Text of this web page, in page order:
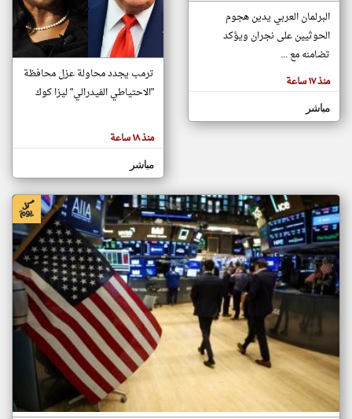
تغيير الدولة
مصادر الأخبار من الإمارات
اخبار الإمارات على مدار الساعة
أهم اخبار الإمارات العاجلة والمباشرة
المقالات
الموجوده
وجهة
نظر
كاتبيها.
البرلمان العربي يدين هجوم
الحوثيين على نجران ويؤكد
تضامنه مع ...
منذ ١٧ ساعة
مباشر
ترمب يجدد محاولة عزل محافظة
"الاحتياطي الفيدرالي" ليزا كوك
منذ ١٨ ساعة
مباشر
klyoum.com